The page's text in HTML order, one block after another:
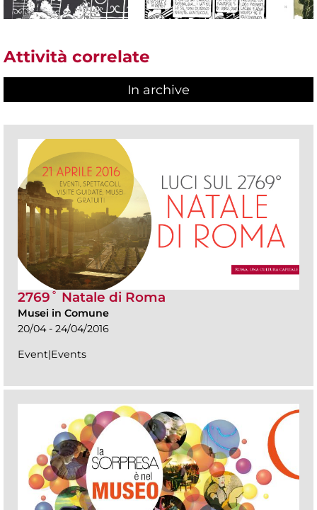
Attività correlate
In archive
2769˚ Natale di Roma
Musei in Comune
20/04 - 24/04/2016
Event|Events